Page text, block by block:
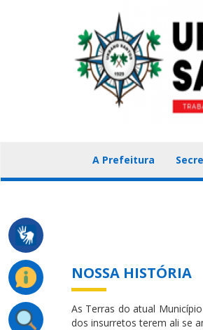
A Prefeitura
NOSSA HISTÓRIA
As Terras do atual
dos insurretos terem ali se